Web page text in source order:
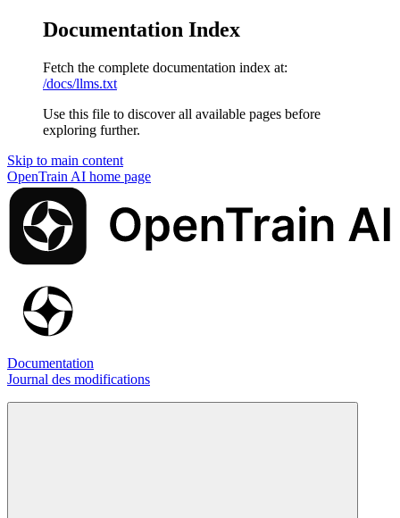
Documentation Index
Fetch the complete documentation index at:
/docs/llms.txt
Use this file to discover all available pages before
exploring further.
Skip to main content
OpenTrain AI home page
Documentation
Journal des modifications